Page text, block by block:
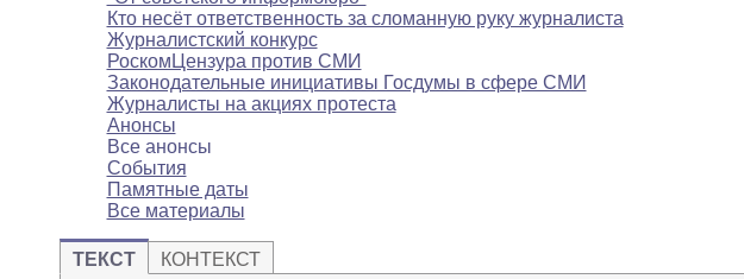
Кто несёт ответственность за сломанную руку журналиста
Журналистский конкурс
РоскомЦензура против СМИ
Законодательные инициативы Госдумы в сфере СМИ
Журналисты на акциях протеста
Анонсы
Все анонсы
События
Памятные даты
Все материалы
ТЕКСТ КОНТЕКСТ